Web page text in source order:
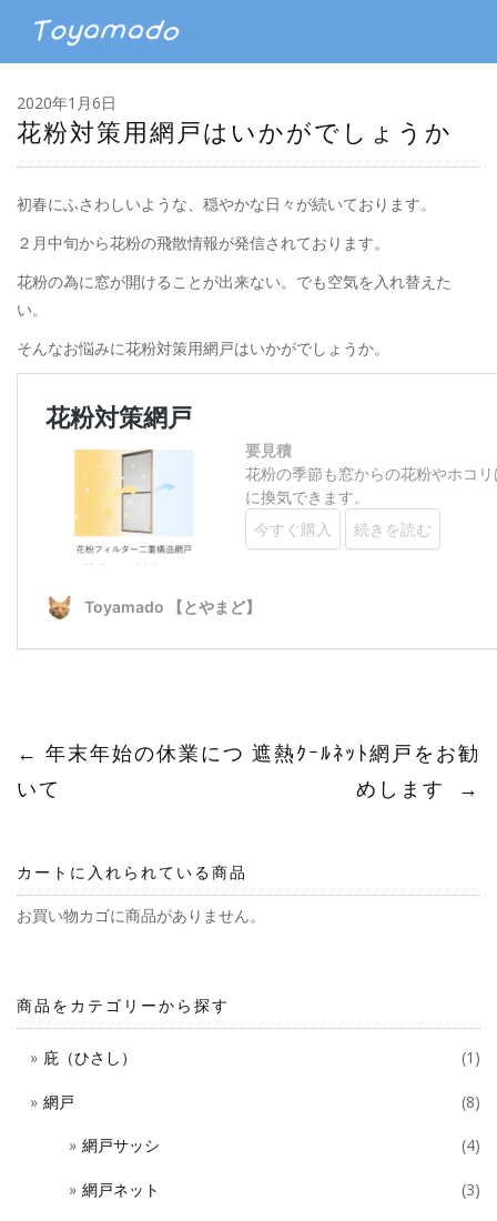
2020年1月6日
花粉対策用網戸はいかがでしょうか
初春にふさわしいような、穏やかな日々が続いております。
２月中旬から花粉の飛散情報が発信されております。
花粉の為に窓が開けることが出来ない。でも空気を入れ替えた
い。
そんなお悩みに花粉対策用網戸はいかがでしょうか。
投
稿
ビ
ー
シ
ョ
← 年末年始の休業につ
いて
遮熱ｸｰﾙﾈｯﾄ網戸をお勧
めします
→
カートに入れられている商品
お買い物カゴに商品がありません。
商品をカテゴリーから探す
庇（ひさし） (1)
網戸 (8)
網戸サッシ (4)
網戸ネット (3)